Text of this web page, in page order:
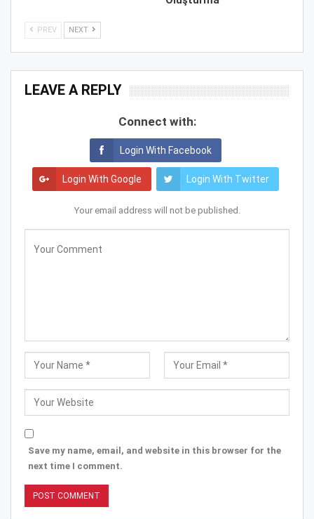
PREV NEXT
LEAVE A REPLY
Connect with:
Login With Facebook
Login With Google Login With Twitter
Your email address will not be published.
Save my name, email, and website in this browser for the
next time I comment.